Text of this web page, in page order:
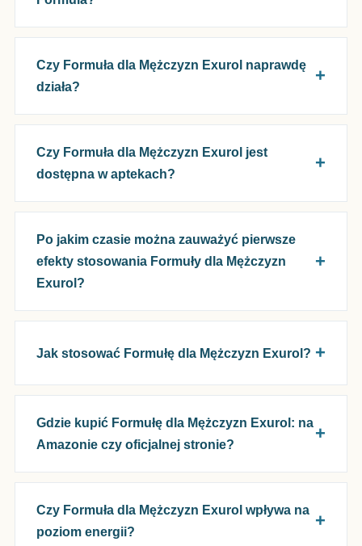
Czy Formuła dla Mężczyzn Exurol naprawdę
działa?
Czy Formuła dla Mężczyzn Exurol jest
dostępna w aptekach?
Po jakim czasie można zauważyć pierwsze
efekty stosowania Formuły dla Mężczyzn
Exurol?
Jak stosować Formułę dla Mężczyzn Exurol?
Gdzie kupić Formułę dla Mężczyzn Exurol: na
Amazonie czy oficjalnej stronie?
Czy Formuła dla Mężczyzn Exurol wpływa na
poziom energii?